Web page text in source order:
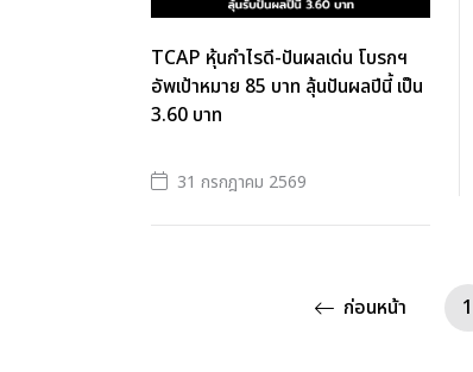
TCAP หุ้นกำไรดี-ปันผลเด่น โบรกฯ
อัพเป้าหมาย 85 บาท ลุ้นปันผลปีนี้ เป็น
3.60 บาท
31 กรกฎาคม 2569
ก่อนหน้า 1